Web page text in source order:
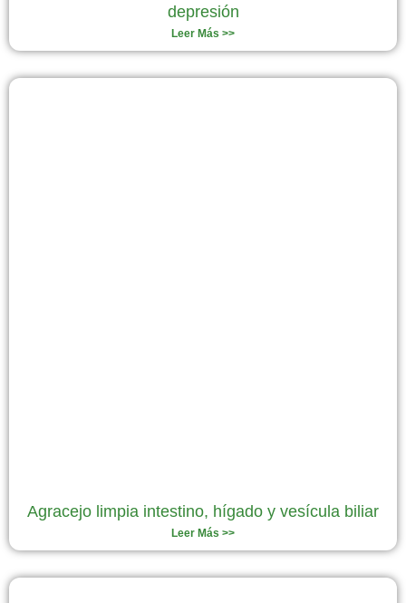
depresión
Leer Más >>
Agracejo limpia intestino, hígado y vesícula biliar
Leer Más >>